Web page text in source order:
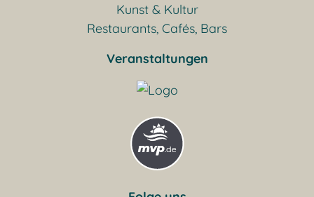
Kunst & Kultur
Restaurants, Cafés, Bars
Veranstaltungen